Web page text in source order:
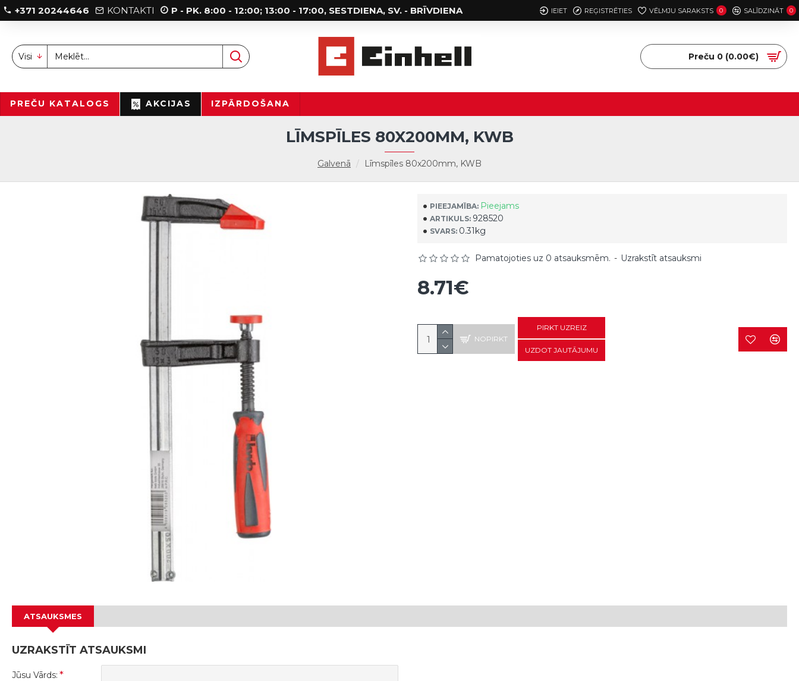
+371 20244646 KONTAKTI P - PK. 8:00 - 12:00; 13:00 - 17:00, SESTDIENA, SV. - BRĪVDIENA IEIET REĢISTRĒTIES VĒLMJU SARAKSTS 0 SALĪDZINĀT 0
Visi Preču 0 (0.00€)
PREČU KATALOGS AKCIJAS IZPĀRDOŠANA
Galvenā Līmspīles 80x200mm, KWB
LĪMSPĪLES 80X200MM, KWB
PIEEJAMĪBA: Pieejams
ARTIKULS: 928520
SVARS: 0.31kg
Pamatojoties uz 0 atsauksmēm. - Uzrakstīt atsauksmi
8.71€
NOPIRKT
PIRKT UZREIZ
UZDOT JAUTĀJUMU
ATSAUKSMES
UZRAKSTĪT ATSAUKSMI
Jūsu Vārds: